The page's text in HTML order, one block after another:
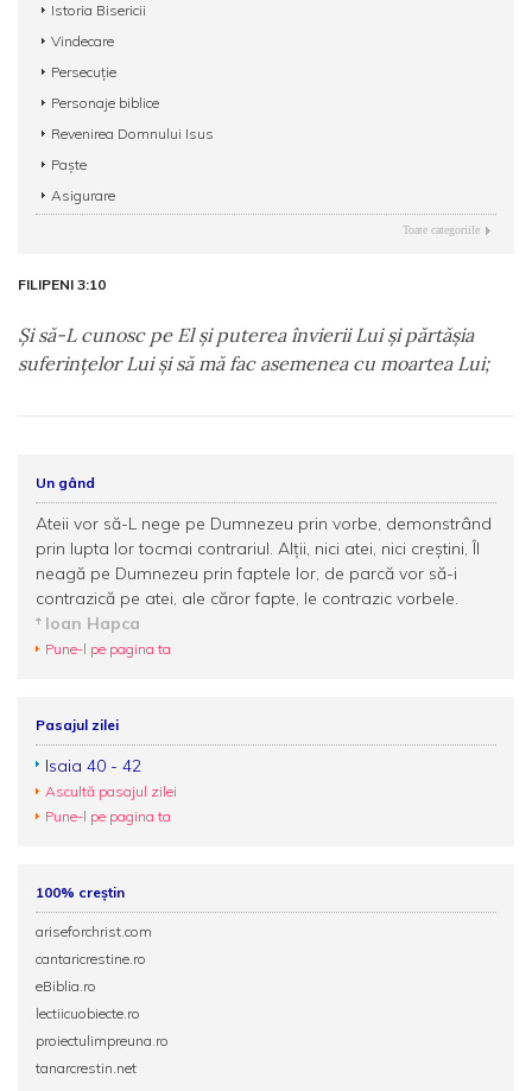
Istoria Bisericii
Vindecare
Persecuție
Personaje biblice
Revenirea Domnului Isus
Paște
Asigurare
Toate categoriile
FILIPENI 3:10
Şi să-L cunosc pe El şi puterea învierii Lui şi părtăşia
suferinţelor Lui şi să mă fac asemenea cu moartea Lui;
Un gând
Ateii vor să-L nege pe Dumnezeu prin vorbe, demonstrând
prin lupta lor tocmai contrariul. Alții, nici atei, nici creștini, Îl
neagă pe Dumnezeu prin faptele lor, de parcă vor să-i
contrazică pe atei, ale căror fapte, le contrazic vorbele.
Ioan Hapca
Pune-l pe pagina ta
Pasajul zilei
Isaia 40 - 42
Ascultă pasajul zilei
Pune-l pe pagina ta
100% creștin
ariseforchrist.com
cantaricrestine.ro
eBiblia.ro
lectiicuobiecte.ro
proiectulimpreuna.ro
tanarcrestin.net